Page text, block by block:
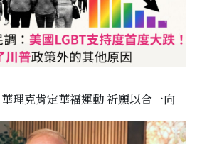
華理克肯定華福運動 祈願以合一向